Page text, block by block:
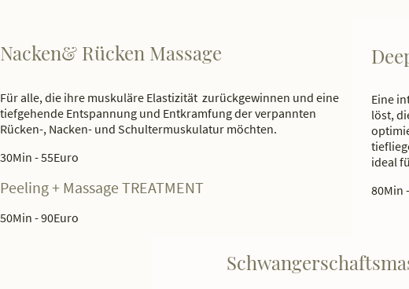
Nacken& Rücken Massage
Für alle, die ihre muskuläre Elastizität zurückgewinnen und eine
tiefgehende Entspannung und Entkramfung der verpannten
Rücken-, Nacken- und Schultermuskulatur möchten.
30Min - 55Euro
Peeling + Massage TREATMENT
50Min - 90Euro
Eine
löst,
ideal
80Min